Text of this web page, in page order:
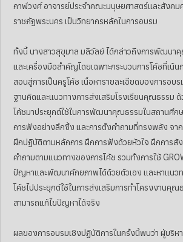
กาฬวงศ์ อาจารย์ประจำคณะมนุษยศาสตร์และสังคม
ราชภัฏพระนคร เป็นวิทยากรหลักในการอบรม
ทั้งนี้ นางสาวสุขุมาล มลิวัลย์ ได้กล่าวถึงการพัฒนา
และเครื่องมือสำคัญโดยเฉพาะกระบวนการโค้ชที่เน้
สอนสู่การเป็นครูโค้ช เนื้อหารายละเอียดของการอบ
ฐานคิดและแนวทางการส่งเสริมโรงเรียนคุณธรรม ด้
โค้ชมาประยุกต์ใช้ในการพัฒนาคุณธรรมในสถานศึก
การฟังอย่างลึกซึ้ง และการตั้งคำถามที่ทรงพลัง จ
ฝึกปฏิบัติตามหลักการ ฝึกการฟังด้วยหัวใจ ฝึกการสัง
คำถามตามแนวทางของการโค้ช รวมทั้งการใช้
ปัญหาและพัฒนาศักยภาพได้ด้วยตัวเอง และหาแนวท
โค้ชไปประยุกต์ใช้ในการส่งเสริมการทำโครงงานคุณ
สามารถแก้ไขปัญหาได้จริง
ผลของการอบรมเชิงปฏิบัติการในครั้งนี้พบว่า ผู้บริห